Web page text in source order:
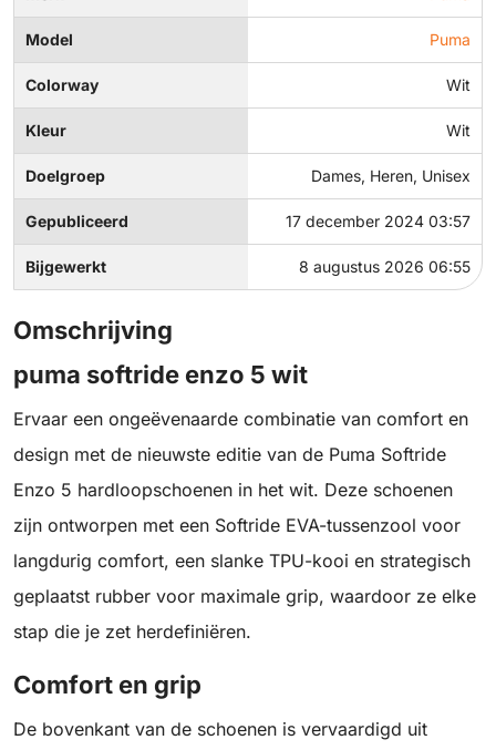
Model Puma
Colorway Wit
Kleur Wit
Doelgroep Dames, Heren, Unisex
Gepubliceerd 17 december 2024 03:57
Bijgewerkt 8 augustus 2026 06:55
Omschrijving
puma softride enzo 5 wit
Ervaar een ongeëvenaarde combinatie van comfort en
design met de nieuwste editie van de Puma Softride
Enzo 5 hardloopschoenen in het wit. Deze schoenen
zijn ontworpen met een Softride EVA-tussenzool voor
langdurig comfort, een slanke TPU-kooi en strategisch
geplaatst rubber voor maximale grip, waardoor ze elke
stap die je zet herdefiniëren.
Comfort en grip
De bovenkant van de schoenen is vervaardigd uit